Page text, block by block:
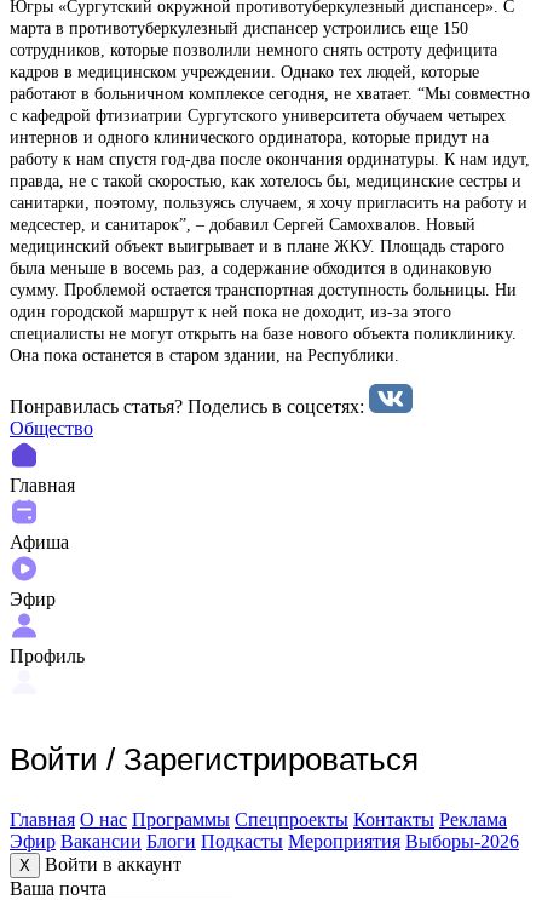
Югры «Сургутский окружной противотуберкулезный диспансер». С
марта в противотуберкулезный диспансер устроились еще 150
сотрудников, которые позволили немного снять остроту дефицита
кадров в медицинском учреждении. Однако тех людей, которые
работают в больничном комплексе сегодня, не хватает. “Мы совместно
с кафедрой фтизиатрии Сургутского университета обучаем четырех
интернов и одного клинического ординатора, которые придут на
работу к нам спустя год-два после окончания ординатуры. К нам идут,
правда, не с такой скоростью, как хотелось бы, медицинские сестры и
санитарки, поэтому, пользуясь случаем, я хочу пригласить на работу и
медсестер, и санитарок”, – добавил Сергей Самохвалов. Новый
медицинский объект выигрывает и в плане ЖКУ. Площадь старого
была меньше в восемь раз, а содержание обходится в одинаковую
сумму. Проблемой остается транспортная доступность больницы. Ни
один городской маршрут к ней пока не доходит, из-за этого
специалисты не могут открыть на базе нового объекта поликлинику.
Она пока останется в старом здании, на Республики.
Понравилась статья? Поделиcь в соцсетях:
Общество
Главная
Афиша
Эфир
Профиль
Войти / Зарегистрироваться
Главная О нас Программы Спецпроекты Контакты Реклама
Эфир Вакансии Блоги Подкасты Мероприятия Выборы-2026
X
Войти в аккаунт
Ваша почта